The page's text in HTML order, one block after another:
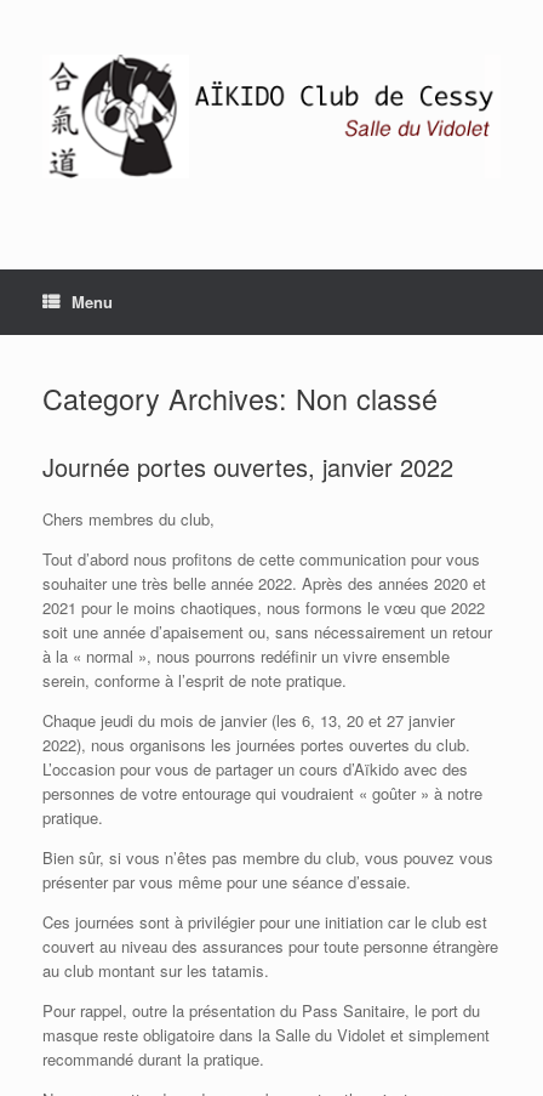
Menu
Category Archives: Non classé
Journée portes ouvertes, janvier 2022
Chers membres du club,
Tout d’abord nous profitons de cette communication pour vous
souhaiter une très belle année 2022. Après des années 2020 et
2021 pour le moins chaotiques, nous formons le vœu que 2022
soit une année d’apaisement ou, sans nécessairement un retour
à la « normal », nous pourrons redéfinir un vivre ensemble
serein, conforme à l’esprit de note pratique.
Chaque jeudi du mois de janvier (les 6, 13, 20 et 27 janvier
2022), nous organisons les journées portes ouvertes du club.
L’occasion pour vous de partager un cours d’Aïkido avec des
personnes de votre entourage qui voudraient « goûter » à notre
pratique.
Bien sûr, si vous n’êtes pas membre du club, vous pouvez vous
présenter par vous même pour une séance d’essaie.
Ces journées sont à privilégier pour une initiation car le club est
couvert au niveau des assurances pour toute personne étrangère
au club montant sur les tatamis.
Pour rappel, outre la présentation du Pass Sanitaire, le port du
masque reste obligatoire dans la Salle du Vidolet et simplement
recommandé durant la pratique.